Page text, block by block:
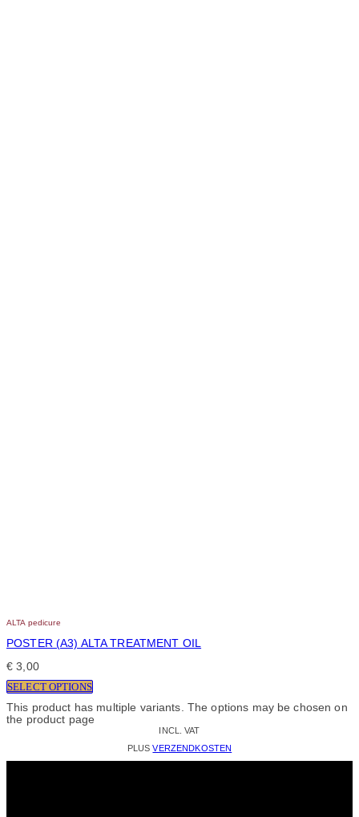
ALTA pedicure
POSTER (A3) ALTA TREATMENT OIL
€ 3,00
SELECT OPTIONS
This product has multiple variants. The options may be chosen on
the product page
INCL. VAT
PLUSVERZENDKOSTEN